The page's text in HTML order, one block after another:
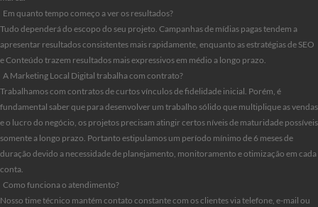
Em quanto tempo começo a ver os resultados?
Tudo dependerá do escopo do seu projeto. Campanhas de mídias pagas tendem a
apresentar resultados consistentes mais rapidamente, enquanto as estratégias de SEO
e Conteúdo trazem resultados mais expressivos em médio a longo prazo.
A Marketing Local Digital trabalha com contrato?
Trabalhamos com contratos de curtos vínculos de fidelidade inicial. Porém, é
fundamental saber que para desenvolver um trabalho sólido que multiplique as vendas
e o lucro do negócio, os projetos precisam atingir certos níveis de maturidade possíveis
somente a longo prazo. Portanto estipulamos um período mínimo de 6 meses de
duração devido a necessidade de planejamento, monitoramento e otimização em cada
conta.
Como funciona o atendimento?
Nosso time técnico mantém contato constante com os clientes via telefone, e-mail ou